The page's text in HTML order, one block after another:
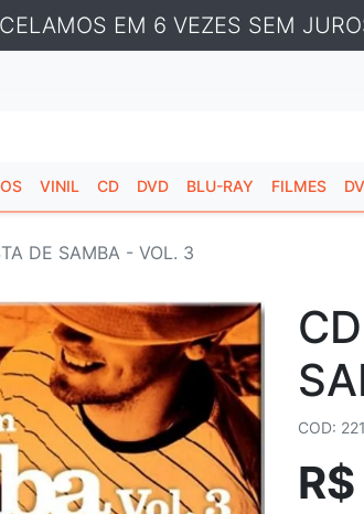
EM 6 VEZES SEM
VINIL CD DVD BLU-RAY FILMES
DE SAMBA - VOL. 3
COD: